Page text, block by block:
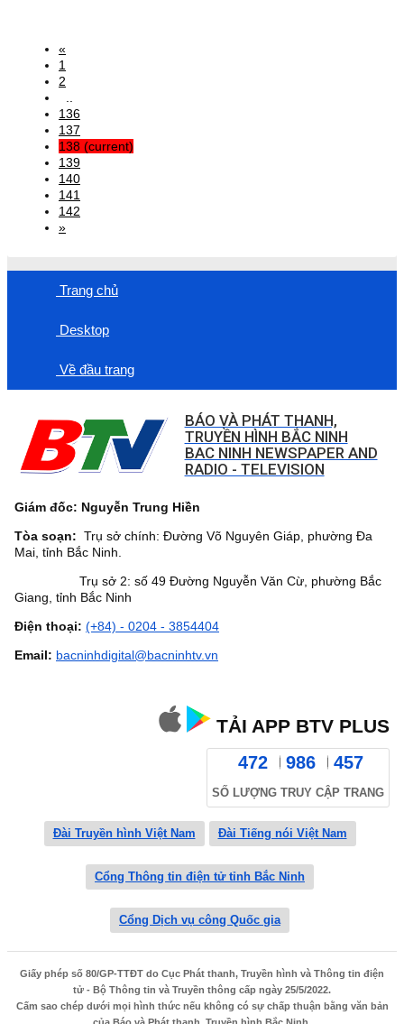
«
1
2
136
137
138 (current)
139
140
141
142
»
Trang chủ
Desktop
Về đầu trang
BÁO VÀ PHÁT THANH,
TRUYỀN HÌNH BẮC NINH
BAC NINH NEWSPAPER AND
RADIO - TELEVISION
Giám đốc: Nguyễn Trung Hiền
Tòa soạn: Trụ sở chính: Đường Võ Nguyên Giáp, phường Đa
Mai, tỉnh Bắc Ninh.
Trụ sở 2: số 49 Đường Nguyễn Văn Cừ, phường Bắc
Giang, tỉnh Bắc Ninh
Điện thoại: (+84) - 0204 - 3854404
Email: bacninhdigital@bacninhtv.vn
TẢI APP BTV PLUS
472 986 457
SỐ LƯỢNG TRUY CẬP TRANG
Đài Truyền hình Việt Nam Đài Tiếng nói Việt Nam
Cổng Thông tin điện tử tỉnh Bắc Ninh
Cổng Dịch vụ công Quốc gia
Giấy phép số 80/GP-TTĐT do Cục Phát thanh, Truyền hình và Thông tin điện
tử - Bộ Thông tin và Truyền thông cấp ngày 25/5/2022.
Cấm sao chép dưới mọi hình thức nếu không có sự chấp thuận bằng văn bản
của Báo và Phát thanh, Truyền hình Bắc Ninh.